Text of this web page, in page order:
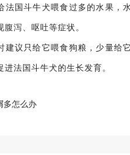
法国斗牛犬喂食过多的水果，
泻、呕吐等症状。
建议只给它喂食狗粮，少量给
进法国斗牛犬的生长发育。
多怎么办